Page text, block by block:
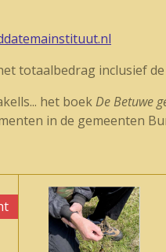
totaalbedrag inclusief
het boekDe Betuwe
in de gemeenten